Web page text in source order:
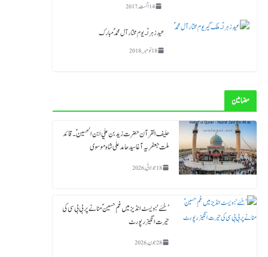
14 اگست, 2017
عید زہراؑ ۔ یوم مختار آل محمد ؐ مبارک
18 نومبر, 2018
مضامین
حلیف القرآن حضرت زید بن علي ابن الحسین ؑ ۔قائد
ملت جعفریہ آغا سید حامد علی شاہ موسوی
18 جولائی, 2026
’حُسَے‘: ویسٹ انڈیز میں غمِ حسینؑ منانے پر بی بی سی کی
حیرت انگیز رپورٹ
28 جون, 2026